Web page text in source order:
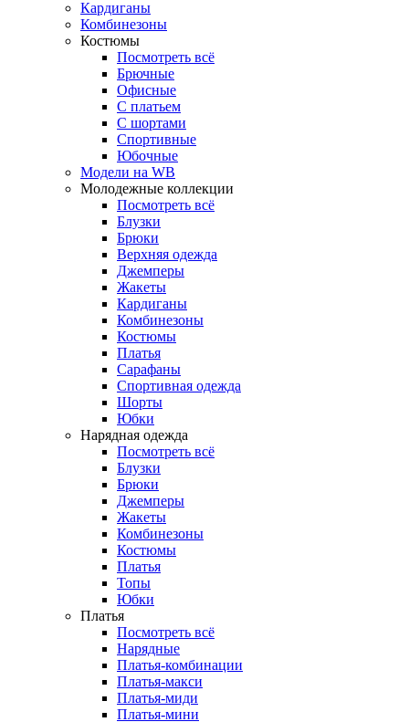
Кардиганы
Комбинезоны
Костюмы
Посмотреть всё
Брючные
Офисные
С платьем
С шортами
Спортивные
Юбочные
Модели на WB
Молодежные коллекции
Посмотреть всё
Блузки
Брюки
Верхняя одежда
Джемперы
Жакеты
Кардиганы
Комбинезоны
Костюмы
Платья
Сарафаны
Спортивная одежда
Шорты
Юбки
Нарядная одежда
Посмотреть всё
Блузки
Брюки
Джемперы
Жакеты
Комбинезоны
Костюмы
Платья
Топы
Юбки
Платья
Посмотреть всё
Нарядные
Платья-комбинации
Платья-макси
Платья-миди
Платья-мини